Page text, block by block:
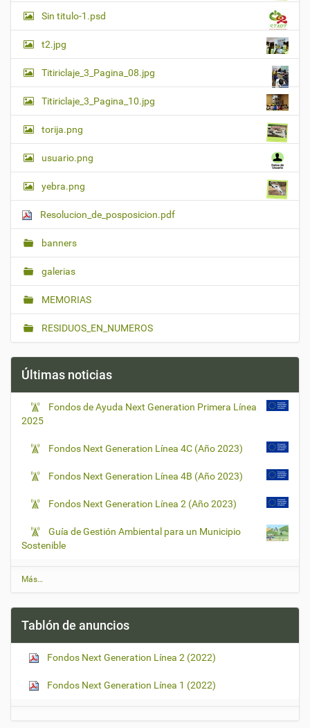
Sin titulo-1.psd
t2.jpg
Titiriclaje_3_Pagina_08.jpg
Titiriclaje_3_Pagina_10.jpg
torija.png
usuario.png
yebra.png
Resolucion_de_posposicion.pdf
banners
galerias
MEMORIAS
RESIDUOS_EN_NUMEROS
Últimas noticias
Fondos de Ayuda Next Generation Primera Línea
2025
Fondos Next Generation Línea 4C (Año 2023)
Fondos Next Generation Línea 4B (Año 2023)
Fondos Next Generation Línea 2 (Año 2023)
Guía de Gestión Ambiental para un Municipio
Sostenible
Ú
l
i
Más…
Tablón de anuncios
Fondos Next Generation Línea 2 (2022)
Fondos Next Generation Línea 1 (2022)